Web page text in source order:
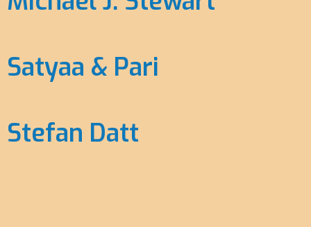
Satyaa & Pari
Stefan Datt